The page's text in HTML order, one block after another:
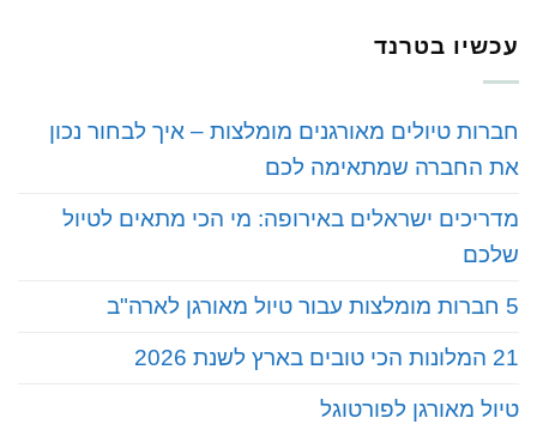
עכשיו בטרנד
חברות טיולים מאורגנים מומלצות – איך לבחור נכון
את החברה שמתאימה לכם
מדריכים ישראלים באירופה: מי הכי מתאים לטיול
שלכם
5 חברות מומלצות עבור טיול מאורגן לארה"ב
21 המלונות הכי טובים בארץ לשנת 2026
טיול מאורגן לפורטוגל